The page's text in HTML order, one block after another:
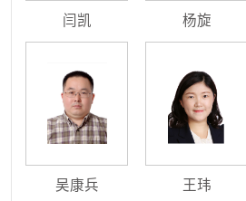
闫凯 杨旋
吴康兵 王玮